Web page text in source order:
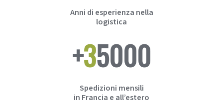
Anni di esperienza nella
logistica
+ 35000
Spedizioni mensili
in Francia e all’estero